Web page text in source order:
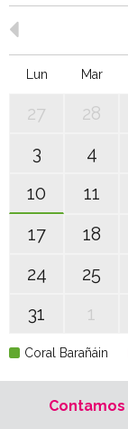
Lun Mar
27 28
3
4
10
11
17
18
24
25
31
1
Coral Barañáin